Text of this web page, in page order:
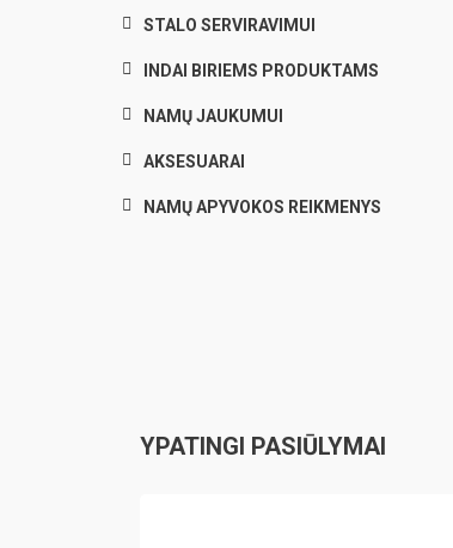
STALO SERVIRAVIMUI
INDAI BIRIEMS PRODUKTAMS
NAMŲ JAUKUMUI
AKSESUARAI
NAMŲ APYVOKOS REIKMENYS
YPATINGI PASIŪLYMAI